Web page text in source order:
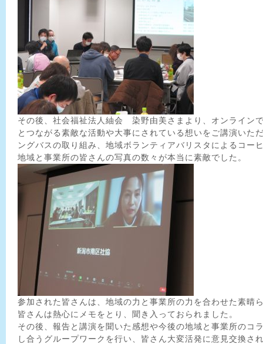
その後、社会福祉法人紬会 染野由美さまより、オンライン
とつながる素敵な活動や大事にされている想いをご講演いた
ングバスの取り組み、地域ボランティアバリスタによるコー
地域と事業所の皆さんの写真の数々が本当に素敵でした。
参加された皆さんは、地域の力と事業所の力を合わせた素晴
皆さんは熱心にメモをとり、聞き入っておられました。
その後、報告と講演を聞いた感想や今後の地域と事業所のコ
し合うグループワークを行い、皆さん大変活発に意見交換さ